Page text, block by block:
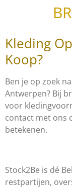
content
Kleding
Koop?
Ben je op zoek
Antwerpen? Bij
voor
contact met ons
betekenen.
Stock2Be is dé
restpartijen,